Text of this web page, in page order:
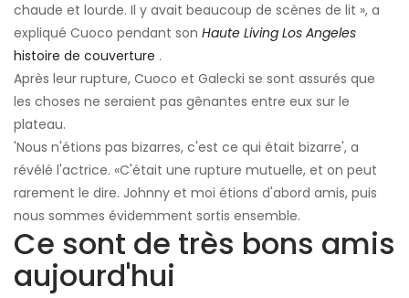
chaude et lourde. Il y avait beaucoup de scènes de lit », a
expliqué Cuoco pendant son Haute Living Los Angeles
histoire de couverture .
Après leur rupture, Cuoco et Galecki se sont assurés que
les choses ne seraient pas gênantes entre eux sur le
plateau.
'Nous n'étions pas bizarres, c'est ce qui était bizarre', a
révélé l'actrice. «C'était une rupture mutuelle, et on peut
rarement le dire. Johnny et moi étions d'abord amis, puis
nous sommes évidemment sortis ensemble.
Ce sont de très bons amis
aujourd'hui